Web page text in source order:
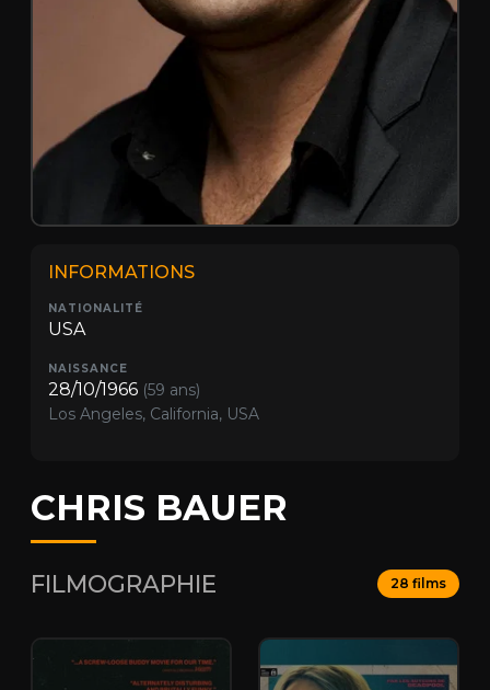
INFORMATIONS
NATIONALITÉ
USA
NAISSANCE
28/10/1966 (59 ans)
Los Angeles, California, USA
CHRIS BAUER
FILMOGRAPHIE 28 films